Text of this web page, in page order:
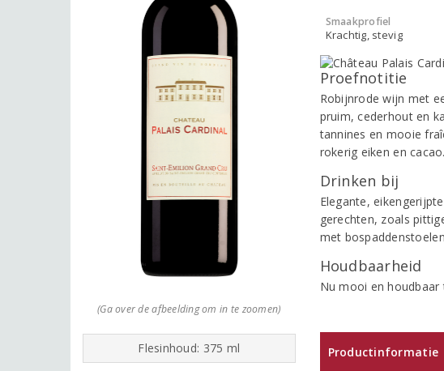
(Ga over de afbeelding om in te zoomen)
Flesinhoud: 375 ml
Smaakprofiel
Krachtig, stevig
Proefnotitie
Robijnrode wijn met
pruim, cederhout en
tannines en mooie
rokerig eiken en cacao.
Drinken bij
Elegante,
gerechten, zoals
met
Houdbaarheid
Nu mooi en
Productinformatie